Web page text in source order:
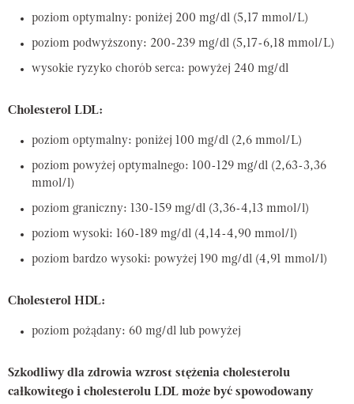
poziom optymalny: poniżej 200 mg/dl (5,17 mmol/L)
poziom podwyższony: 200-239 mg/dl (5,17-6,18 mmol/L)
wysokie ryzyko chorób serca: powyżej 240 mg/dl
Cholesterol LDL:
poziom optymalny: poniżej 100 mg/dl (2,6 mmol/L)
poziom powyżej optymalnego: 100-129 mg/dl (2,63-3,36
mmol/l)
poziom graniczny: 130-159 mg/dl (3,36-4,13 mmol/l)
poziom wysoki: 160-189 mg/dl (4,14-4,90 mmol/l)
poziom bardzo wysoki: powyżej 190 mg/dl (4,91 mmol/l)
Cholesterol HDL:
poziom pożądany: 60 mg/dl lub powyżej
Szkodliwy dla zdrowia wzrost stężenia cholesterolu
całkowitego i cholesterolu LDL może być spowodowany